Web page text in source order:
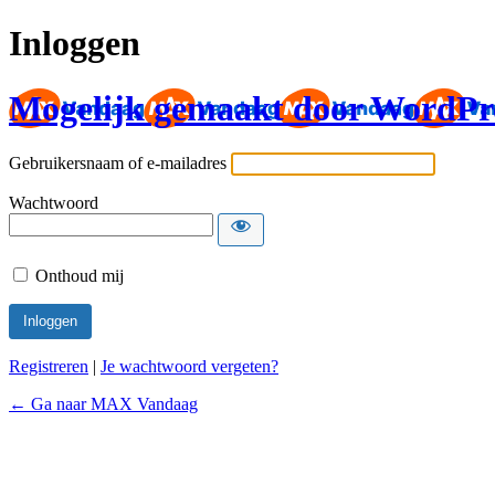
Inloggen
Mogelijk gemaakt door
Gebruikersnaam of e-mailadres
Wachtwoord
Onthoud mij
Registreren | Je wachtwoord vergeten?
← Ga naar MAX Vandaag